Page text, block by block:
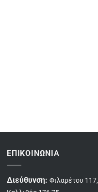
ΕΠΙΚΟΙΝΩΝΊΑ
Διεύθυνση: Φιλαρέτου 117,